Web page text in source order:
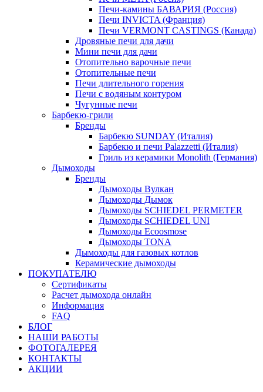
Печи-камины БАВАРИЯ (Россия)
Печи INVICTA (Франция)
Печи VERMONT CASTINGS (Канада)
Дровяные печи для дачи
Мини печи для дачи
Отопительно варочные печи
Отопительные печи
Печи длительного горения
Печи с водяным контуром
Чугунные печи
Барбекю-грили
Бренды
Барбекю SUNDAY (Италия)
Барбекю и печи Palazzetti (Италия)
Гриль из керамики Monolith (Германия)
Дымоходы
Бренды
Дымоходы Вулкан
Дымоходы Дымок
Дымоходы SCHIEDEL PERMETER
Дымоходы SCHIEDEL UNI
Дымоходы Ecoosmose
Дымоходы TONA
Дымоходы для газовых котлов
Керамические дымоходы
ПОКУПАТЕЛЮ
Сертификаты
Расчет дымохода онлайн
Информация
FAQ
БЛОГ
НАШИ РАБОТЫ
ФОТОГАЛЕРЕЯ
КОНТАКТЫ
АКЦИИ